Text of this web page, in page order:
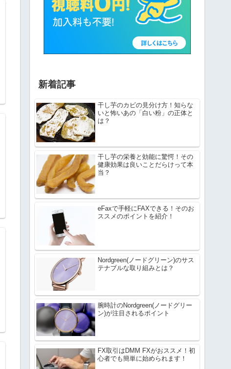
新着記事
干し芋のカビの見分け方！知らな
いと怖いあの「白い粉」の正体と
は？
干し芋の栄養と効能に驚愕！その
健康効果は良いことだらけって本
当？
eFaxで手軽にFAXできる！そのお
ススメのポイントを紹介！
Nordgreen(ノードグリーン)のサス
テナブルな取り組みとは？
腕時計のNordgreen(ノードグリー
ン)が注目されるポイント
FX取引はDMM FXがおススメ！初
心者でも簡単に始められます！